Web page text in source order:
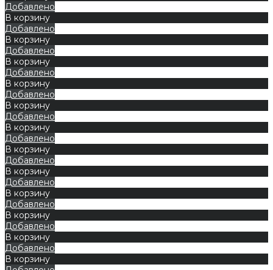
Добавлено
В корзину
Добавлено
В корзину
Добавлено
В корзину
Добавлено
В корзину
Добавлено
В корзину
Добавлено
В корзину
Добавлено
В корзину
Добавлено
В корзину
Добавлено
В корзину
Добавлено
В корзину
Добавлено
В корзину
Добавлено
В корзину